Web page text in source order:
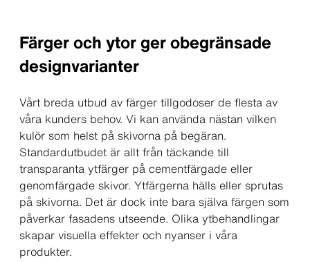
Färger och ytor ger obegränsade
designvarianter
Vårt breda utbud av färger tillgodoser de flesta av
våra kunders behov. Vi kan använda nästan vilken
kulör som helst på skivorna på begäran.
Standardutbudet är allt från täckande till
transparanta ytfärger på cementfärgade eller
genomfärgade skivor. Ytfärgerna hälls eller sprutas
på skivorna. Det är dock inte bara själva färgen som
påverkar fasadens utseende. Olika ytbehandlingar
skapar visuella effekter och nyanser i våra
produkter.